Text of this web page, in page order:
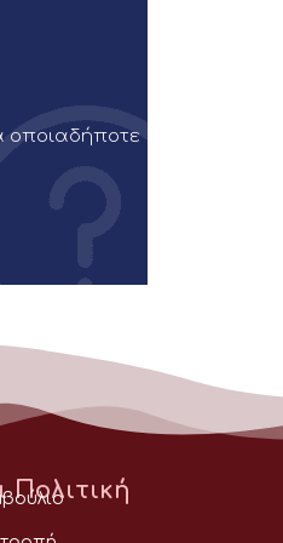
οποιαδήποτε
Πολιτική